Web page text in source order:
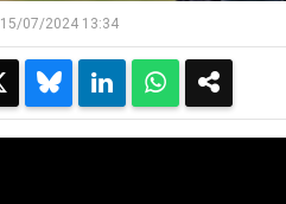
15/07/2024 13:34